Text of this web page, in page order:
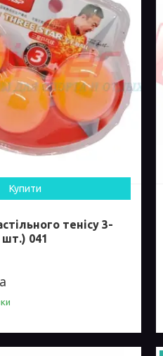
Купити
тенісу 3-
шт.) 041